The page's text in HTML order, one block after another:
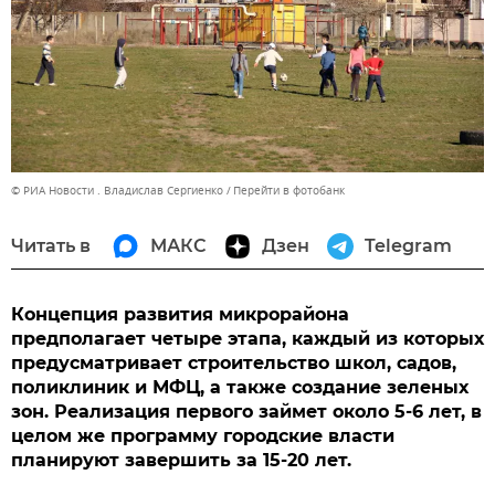
© РИА Новости . Владислав Сергиенко Перейти в фотобанк
Читать в МАКС Дзен Telegram
Концепция развития микрорайона
предполагает четыре этапа, каждый из которых
предусматривает строительство школ, садов,
поликлиник и МФЦ, а также создание зеленых
зон. Реализация первого займет около 5-6 лет, в
целом же программу городские власти
планируют завершить за 15-20 лет.